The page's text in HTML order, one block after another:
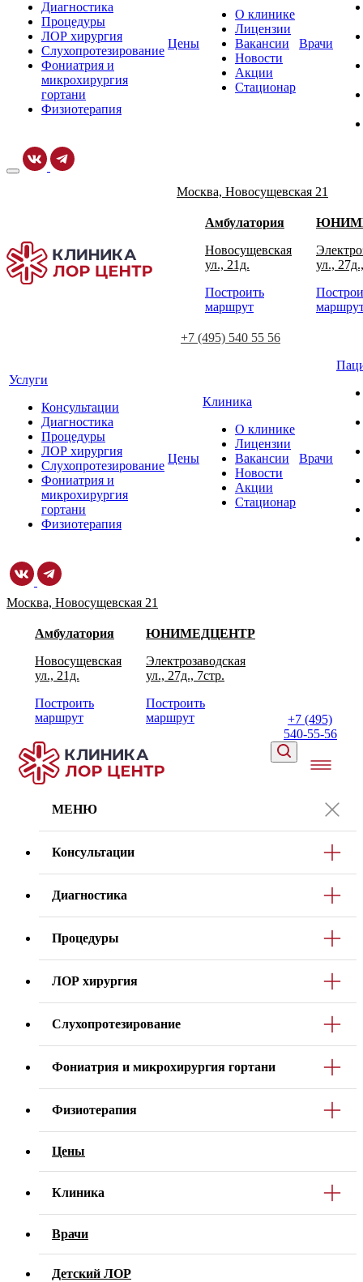
Диагностика
Процедуры
ЛОР хирургия
Слухопротезирование
Фониатрия и
микрохирургия
гортани
Физиотерапия
Цены
О клинике
Лицензии
Вакансии
Новости
Акции
Стационар
Врачи
Москва, Новосущевская 21
Амбулатория
Новосущевская
ул., 21д.
Построить
маршрут
ул.,
+7 (495) 540 55 56
Услуги
Консультации
Диагностика
Процедуры
ЛОР хирургия
Слухопротезирование
Фониатрия и
микрохирургия
гортани
Физиотерапия
Цены
Клиника
О клинике
Лицензии
Вакансии
Новости
Акции
Стационар
Врачи
Москва, Новосущевская 21
Амбулатория
Новосущевская
ул., 21д.
Построить
маршрут
ЮНИМЕДЦЕНТР
Электрозаводская
ул., 27д., 7стр.
Построить
маршрут
+7 (495)
540-55-56
МЕНЮ
Консультации
Диагностика
Процедуры
ЛОР хирургия
Слухопротезирование
Фониатрия и микрохирургия гортани
Физиотерапия
Цены
Клиника
Врачи
Детский ЛОР